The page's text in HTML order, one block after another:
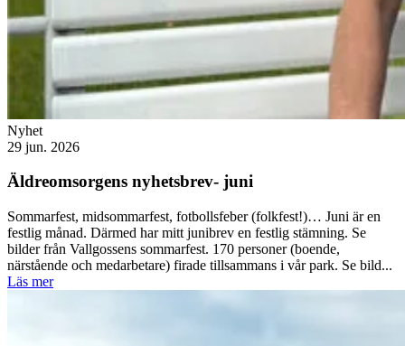
Nyhet
29 jun. 2026
Äldreomsorgens nyhetsbrev- juni
Sommarfest, midsommarfest, fotbollsfeber (folkfest!)… Juni är en
festlig månad. Därmed har mitt junibrev en festlig stämning. Se
bilder från Vallgossens sommarfest. 170 personer (boende,
närstående och medarbetare) firade tillsammans i vår park. Se bild...
Läs mer